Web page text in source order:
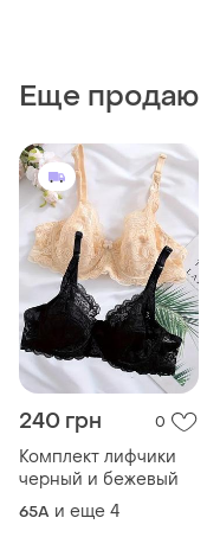
Еще продаю
240 грн 0
Комплект лифчики
черный и бежевый
65A и еще 4